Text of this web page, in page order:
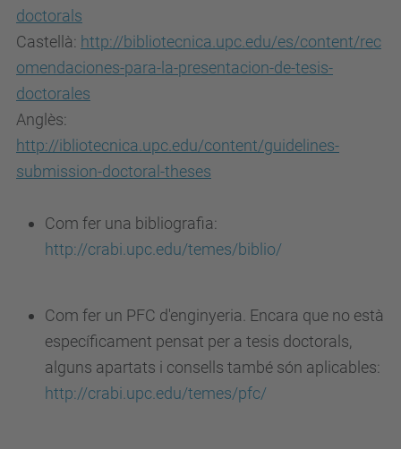
doctorals
Castellà: http://bibliotecnica.upc.edu/es/content/rec
omendaciones-para-la-presentacion-de-tesis-
doctorales
Anglès:
http://ibliotecnica.upc.edu/content/guidelines-
submission-doctoral-theses
Com fer una bibliografia:
http://crabi.upc.edu/temes/biblio/
Com fer un PFC d'enginyeria. Encara que no està
específicament pensat per a tesis doctorals,
alguns apartats i consells també són aplicables:
http://crabi.upc.edu/temes/pfc/